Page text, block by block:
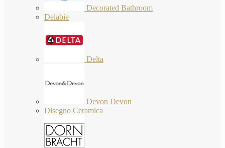
Decorated Bathroom
Delabie
Delta
Devon Devon
Disegno Ceramica